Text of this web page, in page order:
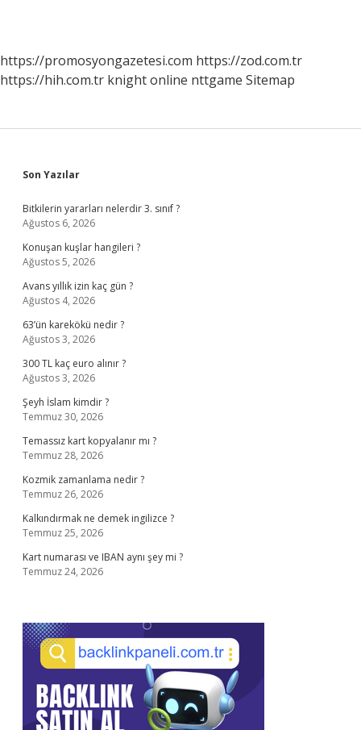
https://promosyongazetesi.com https://zod.com.tr
https://hih.com.tr knight online nttgame Sitemap
Sidebar
Son Yazılar
Bitkilerin yararları nelerdir 3. sınıf ?
Ağustos 6, 2026
Konuşan kuşlar hangileri ?
Ağustos 5, 2026
Avans yıllık izin kaç gün ?
Ağustos 4, 2026
63’ün karekökü nedir ?
Ağustos 3, 2026
300 TL kaç euro alınır ?
Ağustos 3, 2026
Şeyh İslam kimdir ?
Temmuz 30, 2026
Temassız kart kopyalanır mı ?
Temmuz 28, 2026
Kozmik zamanlama nedir ?
Temmuz 26, 2026
Kalkındırmak ne demek ingilizce ?
Temmuz 25, 2026
Kart numarası ve IBAN aynı şey mi ?
Temmuz 24, 2026